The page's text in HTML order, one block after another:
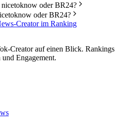
oder BR24?
oder BR24?
-Creator im Ranking
Creator auf einen Blick. Rankings
Engagement.